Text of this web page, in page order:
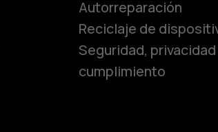
Teléfonos
Autorreparación
Reciclaje de
Seguridad,
cumplimiento